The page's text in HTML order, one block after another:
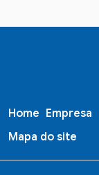
Home Empresa
Mapa do site